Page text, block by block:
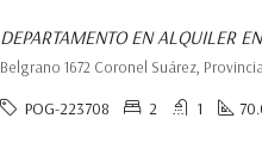
DEPARTAMENTO EN ALQUILER
POG-223708 2 1